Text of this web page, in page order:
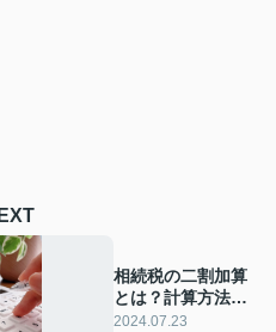
相続税の二割加算
とは？計算方法と
注意点についても
2024.07.23